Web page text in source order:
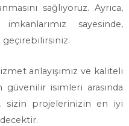
sağlıyoruz. Ayrıca,
sayesinde,
geçirebilirsiniz.
anlayışımız ve kaliteli
isimleri arasında
sizin projelerinizin en iyi